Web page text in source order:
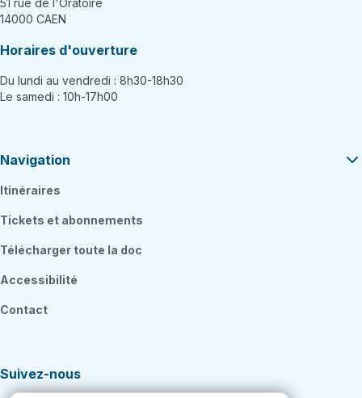
51 rue de l'Oratoire
14000 CAEN
Horaires d'ouverture
Du lundi au vendredi : 8h30-18h30
Le samedi : 10h-17h00
Navigation
Itinéraires
Tickets et abonnements
Télécharger toute la doc
Accessibilité
Contact
Suivez-nous